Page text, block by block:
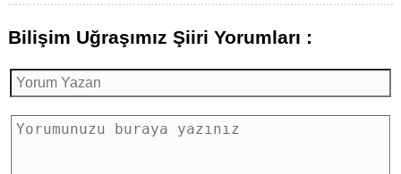
Bilişim Uğraşımız Şiiri Yorumları :